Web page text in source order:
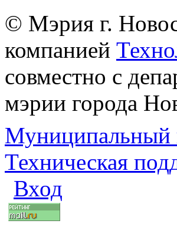
© Мэрия г.
компанией
совместно с
мэрии города
Муниципальный
Техническая
Вход